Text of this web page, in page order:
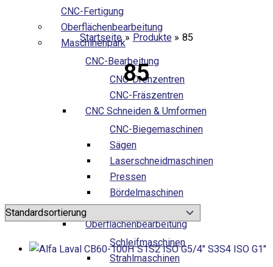
CNC-Fertigung
Oberflächenbearbeitung
Maschinenpark
CNC-Bearbeitung
CNC-Drehzentren
CNC-Fräszentren
CNC Schneiden & Umformen
CNC-Biegemaschinen
Sägen
Laserschneidmaschinen
Pressen
Bördelmaschinen
Aushalsmaschinen
Oberflächenbearbeitung
Schleifmaschinen
Strahlmaschinen
Startseite Produkte 85
85